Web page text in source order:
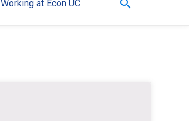
Working at Econ UC search